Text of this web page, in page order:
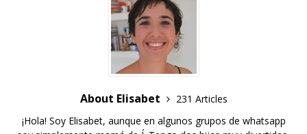
About Elisabet
231 Articles
¡Hola! Soy Elisabet, aunque en algunos grupos de whatsapp